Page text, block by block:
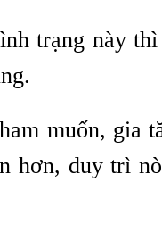
trạng này
muốn, gia
hơn, duy trì